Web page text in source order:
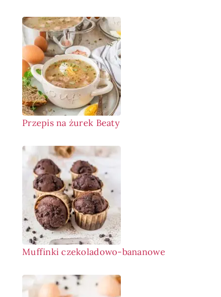
Przepis na żurek Beaty
Muffinki czekoladowo-bananowe